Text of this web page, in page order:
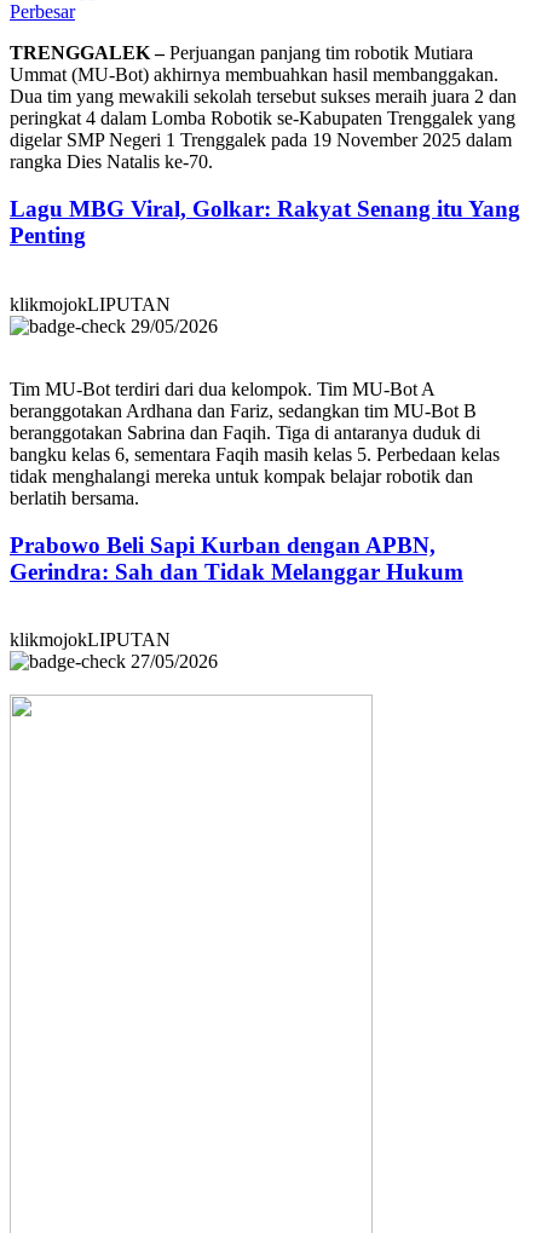
Perbesar
TRENGGALEK –Perjuangan panjang tim robotik Mutiara
Ummat (MU-Bot) akhirnya membuahkan hasil membanggakan.
Dua tim yang mewakili sekolah tersebut sukses meraih juara 2 dan
peringkat 4 dalam Lomba Robotik se-Kabupaten Trenggalek yang
digelar SMP Negeri 1 Trenggalek pada 19 November 2025 dalam
rangka Dies Natalis ke-70.
Lagu MBG Viral, Golkar: Rakyat Senang itu Yang
Penting
klikmojokLIPUTAN
29/05/2026
Tim MU-Bot terdiri dari dua kelompok. Tim MU-Bot A
beranggotakan Ardhana dan Fariz, sedangkan tim MU-Bot B
beranggotakan Sabrina dan Faqih. Tiga di antaranya duduk di
bangku kelas 6, sementara Faqih masih kelas 5. Perbedaan kelas
tidak menghalangi mereka untuk kompak belajar robotik dan
berlatih bersama.
Prabowo Beli Sapi Kurban dengan APBN,
Gerindra: Sah dan Tidak Melanggar Hukum
klikmojokLIPUTAN
27/05/2026